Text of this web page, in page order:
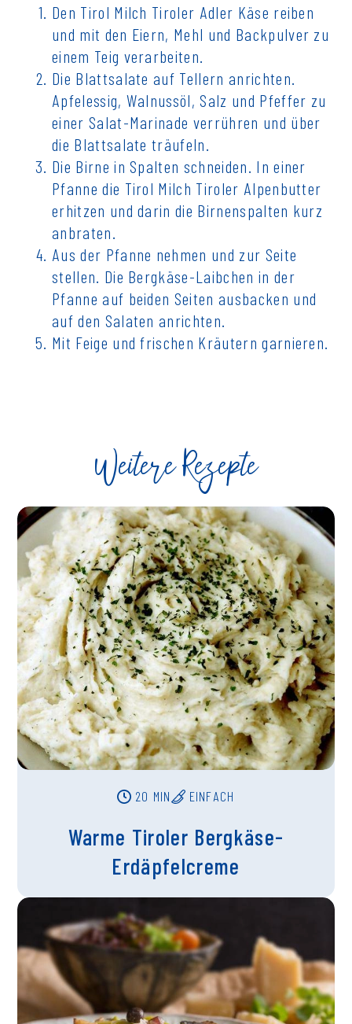
Den Tirol Milch Tiroler Adler Käse reiben
und mit den Eiern, Mehl und Backpulver zu
einem Teig verarbeiten.
Die Blattsalate auf Tellern anrichten.
Apfelessig, Walnussöl, Salz und Pfeffer zu
einer Salat-Marinade verrühren und über
die Blattsalate träufeln.
Die Birne in Spalten schneiden. In einer
Pfanne die Tirol Milch Tiroler Alpenbutter
erhitzen und darin die Birnenspalten kurz
anbraten.
Aus der Pfanne nehmen und zur Seite
stellen. Die Bergkäse-Laibchen in der
Pfanne auf beiden Seiten ausbacken und
auf den Salaten anrichten.
Mit Feige und frischen Kräutern garnieren.
Weitere Rezepte
20 MIN EINFACH
Warme Tiroler Bergkäse-
Erdäpfelcreme